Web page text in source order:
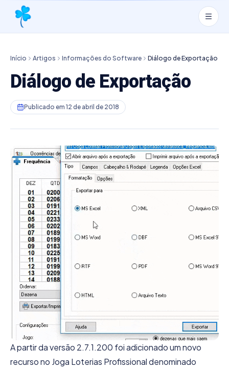
Início Artigos Informações do Software Diálogo de Exportação
Diálogo de Exportação
Publicado em 12 de abril de 2018
A partir da versão 2.7.1.200 foi adicionado um novo
recurso no Joga Loterias Profissional denominado